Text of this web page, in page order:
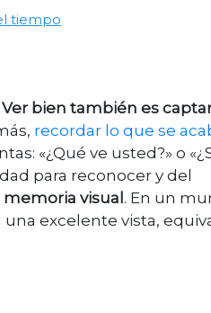
tiempo
Ver bien también es
recordar lo que se
«¿Qué ve usted?» o
para reconocer y del
memoria visual. En un
excelente vista,